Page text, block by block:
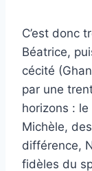
C’est donc
Béatrice,
cécité
par une
horizons :
Michèle,
différence,
fidèles du